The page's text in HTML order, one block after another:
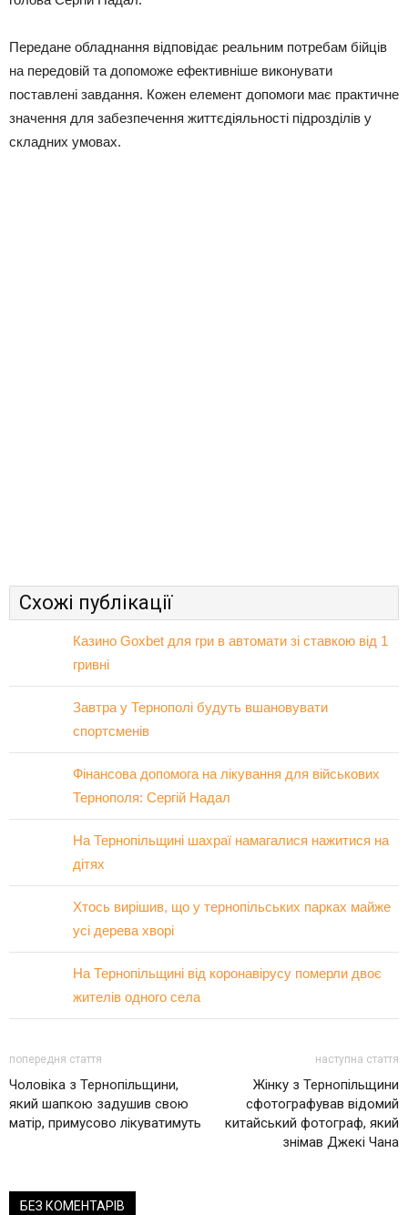
Передане обладнання відповідає реальним потребам бійців
на передовій та допоможе ефективніше виконувати
поставлені завдання. Кожен елемент допомоги має практичне
значення для забезпечення життєдіяльності підрозділів у
складних умовах.
Схожі публікації
Казино Goxbet для гри в автомати зі ставкою від 1
гривні
Завтра у Тернополі будуть вшановувати
спортсменів
Фінансова допомога на лікування для військових
Тернополя: Сергій Надал
На Тернопільщині шахраї намагалися нажитися на
дітях
Хтось вирішив, що у тернопільських парках майже
усі дерева хворі
На Тернопільщині від коронавірусу померли двоє
жителів одного села
попередня стаття
Чоловіка з Тернопільщини,
який шапкою задушив свою
матір, примусово лікуватимуть
наступна стаття
Жінку з Тернопільщини
сфотографував відомий
китайський фотограф, який
знімав Джекі Чана
БЕЗ КОМЕНТАРІВ